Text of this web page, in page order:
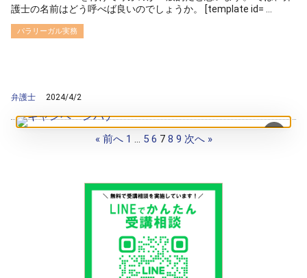
×
護士の名前はどう呼べば良いのでしょうか。 [template id= ...
パラリーガル実務
弁護士 2024/4/2
« 前へ 1 … 5 6 7 8 9 次へ »